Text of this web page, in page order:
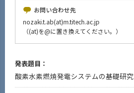
お問い合わせ先
nozaki.t.ab(at)m.titech.ac.jp
（(at)を@に置き換えてください。）
発表題目：
酸素水素燃焼発電システムの基礎研究
サイト構成